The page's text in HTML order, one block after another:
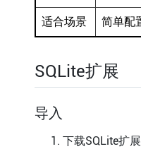
适合场景 简单配
SQLite扩展
导入
下载SQLite扩